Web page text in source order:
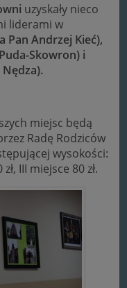
uzyskały nieco
liderami w
Pan Andrzej Kieć),
Skowron) i
miejsc będą
Radę Rodziców
wysokości:
III miejsce 80 zł.